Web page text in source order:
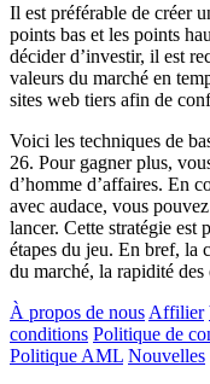
Il est préférable de créer
points bas et les points
décider d’investir, il est
valeurs du marché en
sites web tiers afin de
Voici les techniques de
26. Pour gagner plus,
d’homme d’affaires. En
avec audace, vous
lancer. Cette stratégie est
étapes du jeu. En bref, la
du marché, la rapidité
À propos de nous Affilier
conditions Politique de
Politique AML Nouvelles